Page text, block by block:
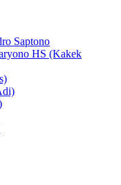
Saptono
HS (Kakek